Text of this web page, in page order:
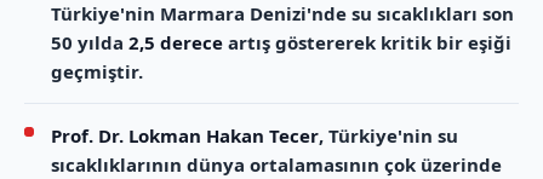
Türkiye'nin Marmara Denizi'nde su sıcaklıkları son
50 yılda 2,5 derece artış göstererek kritik bir eşiği
geçmiştir.
Prof. Dr. Lokman Hakan Tecer, Türkiye'nin su
sıcaklıklarının dünya ortalamasının çok üzerinde